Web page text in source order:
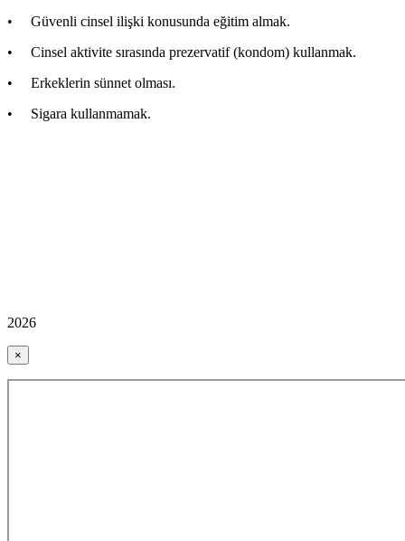
• Güvenli cinsel ilişki konusunda eğitim almak.
• Cinsel aktivite sırasında prezervatif (kondom) kullanmak.
• Erkeklerin sünnet olması.
• Sigara kullanmamak.
2026
×